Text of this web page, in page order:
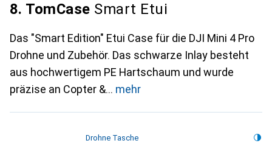
8. TomCase Smart Etui
Das "Smart Edition" Etui Case für die DJI Mini 4 Pro
Drohne und Zubehör. Das schwarze Inlay besteht
aus hochwertigem PE Hartschaum und wurde
präzise an Copter &
mehr
Drohne Tasche